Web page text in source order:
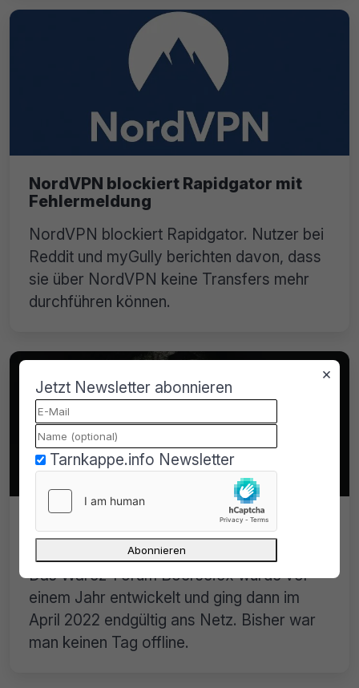
NordVPN blockiert Rapidgator mit
Fehlermeldung
NordVPN blockiert Rapidgator. Nutzer bei
Reddit und myGully berichten davon, dass
sie über NordVPN keine Transfers mehr
durchführen können.
Boerse.cx feiert bald einjähriges
Bestehen
Das Warez-Forum Boerse.cx wurde vor
einem Jahr entwickelt und ging dann im
April 2022 endgültig ans Netz. Bisher war
man keinen Tag offline.
×
Jetzt Newsletter abonnieren
Tarnkappe.info Newsletter